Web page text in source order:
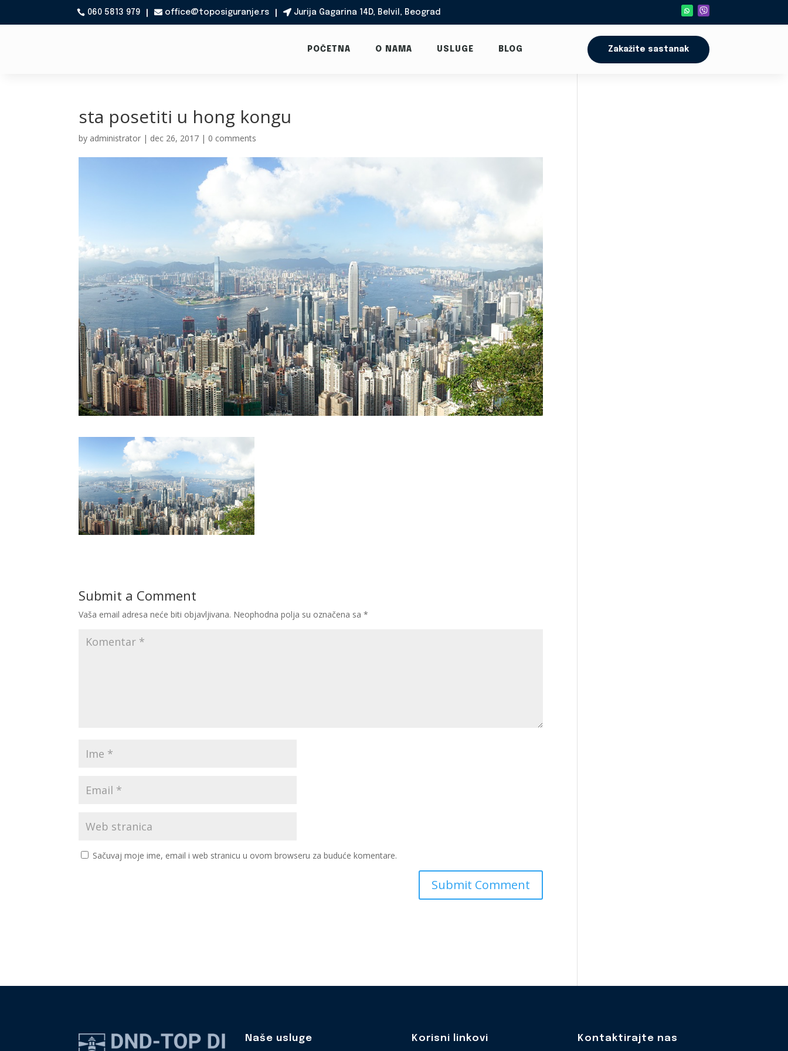
060 5813 979  office@toposiguranje.rs Jurija Gagarina 14D, Belvil, Beograd
POČETNA O NAMA USLUGE BLOG Zakažite sastanak
sta posetiti u hong kongu
by administrator | dec 26, 2017 | 0 comments
Submit a Comment
Vaša email adresa neće biti objavljivana. Neophodna polja su označena sa*
Sačuvaj moje ime, email i web stranicu u ovom browseru za buduće komentare.
Naše usluge Korisni linkovi Kontaktirajte nas